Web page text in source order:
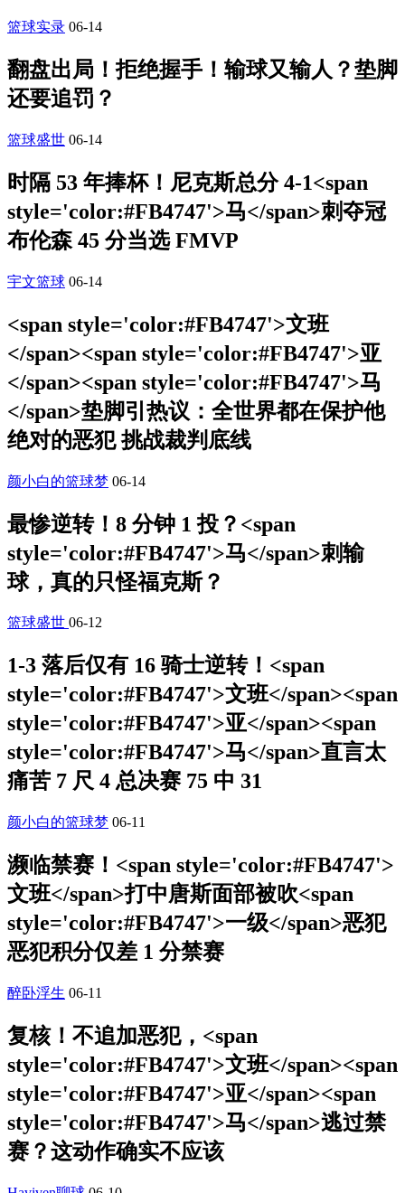
篮球实录 06-14
翻盘出局！拒绝握手！输球又输人？垫脚
还要追罚？
篮球盛世 06-14
时隔 53 年捧杯！尼克斯总分 4-1<span
style='color:#FB4747'>马</span>刺夺冠
布伦森 45 分当选 FMVP
宇文篮球 06-14
<span style='color:#FB4747'>文班
</span><span style='color:#FB4747'>亚
</span><span style='color:#FB4747'>马
</span>垫脚引热议：全世界都在保护他
绝对的恶犯 挑战裁判底线
颜小白的篮球梦 06-14
最惨逆转！8 分钟 1 投？<span
style='color:#FB4747'>马</span>刺输
球，真的只怪福克斯？
篮球盛世 06-12
1-3 落后仅有 16 骑士逆转！<span
style='color:#FB4747'>文班</span><span
style='color:#FB4747'>亚</span><span
style='color:#FB4747'>马</span>直言太
痛苦 7 尺 4 总决赛 75 中 31
颜小白的篮球梦 06-11
濒临禁赛！<span style='color:#FB4747'>
文班</span>打中唐斯面部被吹<span
style='color:#FB4747'>一级</span>恶犯
恶犯积分仅差 1 分禁赛
醉卧浮生 06-11
复核！不追加恶犯，<span
style='color:#FB4747'>文班</span><span
style='color:#FB4747'>亚</span><span
style='color:#FB4747'>马</span>逃过禁
赛？这动作确实不应该